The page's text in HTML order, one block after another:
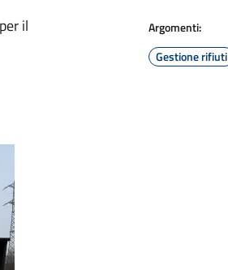
il
Argomenti:
Gestione rifiuti